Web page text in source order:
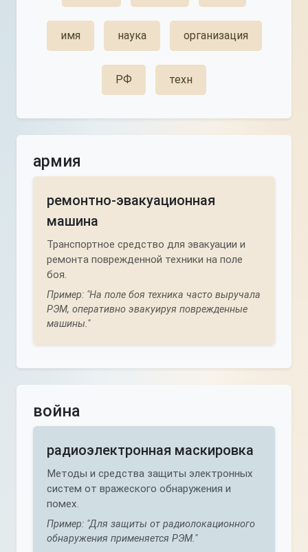
имя наука организация
РФ техн
армия
ремонтно-эвакуационная
машина
Транспортное средство для эвакуации и
ремонта поврежденной техники на поле
боя.
Пример: "На поле боя техника часто выручала
РЭМ, оперативно эвакуируя поврежденные
машины."
война
радиоэлектронная маскировка
Методы и средства защиты электронных
систем от вражеского обнаружения и
помех.
Пример: "Для защиты от радиолокационного
обнаружения применяется РЭМ."